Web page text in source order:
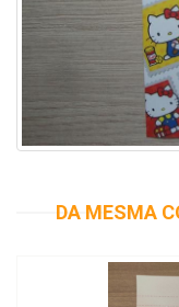
DA MESMA